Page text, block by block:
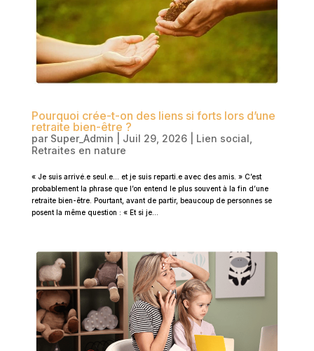
Pourquoi crée-t-on des liens si forts lors d’une
retraite bien-être ?
par Super_Admin Juil 29, 2026| Lien social
Retraites en nature
« Je suis arrivé.e seul.e… et je suis reparti.e avec des amis. » C’est
probablement la phrase que l’on entend le plus souvent à la fin d’une
retraite bien-être. Pourtant, avant de partir, beaucoup de personnes se
posent la même question : « Et si je...